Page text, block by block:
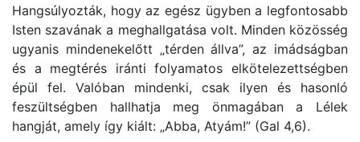
Hangsúlyozták, hogy az egész ügyben a legfontosabb
Isten szavának a meghallgatása volt. Minden közösség
ugyanis mindenekelőtt „térden állva”, az imádságban
és a megtérés iránti folyamatos elkötelezettségben
épül fel. Valóban mindenki, csak ilyen és hasonló
feszültségben hallhatja meg önmagában a Lélek
hangját, amely így kiált: „Abba, Atyám!” (Gal 4,6).